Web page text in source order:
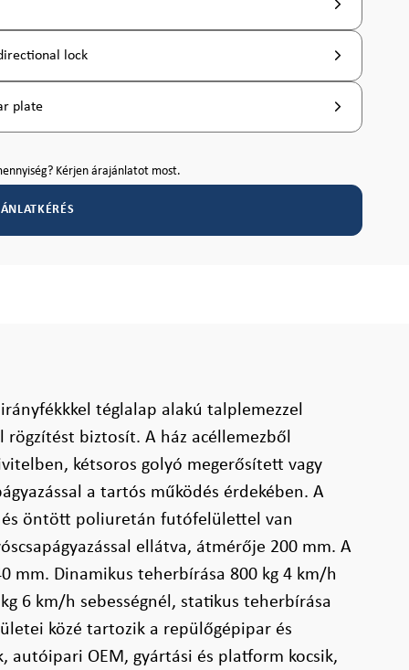
lock
plate
Kérjen árajánlatot most.
téglalap alakú talplemezzel
rögzítést biztosít. A ház acéllemezből
kétsoros golyó megerősített vagy
a tartós működés érdekében. A
öntött poliuretán futófelülettel van
ellátva, átmérője 200 mm. A
mm. Dinamikus teherbírása 800 kg 4 km/h
6 km/h sebességnél, statikus teherbírása
közé tartozik a repülőgépipar és
autóipari OEM, gyártási és platform kocsik,